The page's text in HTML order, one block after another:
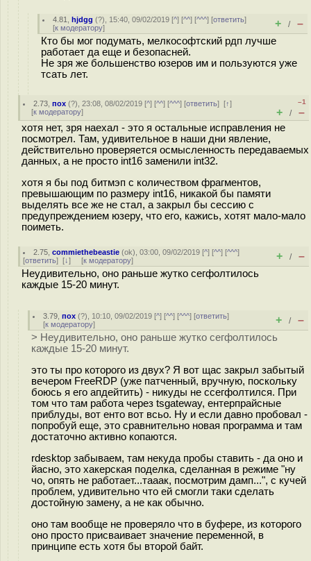
4.81 ,hjdgg (?), 15:40, 09/02/2019 [^] [^^] [^^^] [ответить]
[к модератору] + / –
Кто бы мог подумать, мелкософтский рдп лучше
работает да еще и безопасней.
Не зря же большенство юзеров им и пользуются уже
тсать лет.
2.73 ,пох (?), 23:08, 08/02/2019 [^] [^^] [^^^] [ответить][↑]
[к модератору]
–1
+ / –
хотя нет, зря наехал - это я остальные исправления не
посмотрел. Там, удивительное в наши дни явление,
действительно проверяется осмысленность передаваемых
данных, а не просто int16 заменили int32.
хотя я бы под битмэп с количеством фрагментов,
превышающим по размеру int16, никакой бы памяти
выделять все же не стал, а закрыл бы сессию с
предупреждением юзеру, что его, кажись, хотят мало-мало
поиметь.
2.75 ,commiethebeastie (ok), 03:00, 09/02/2019 [^] [^^] [^^^]
[ответить] [↓] [к модератору] + / –
Неудивительно, оно раньше жутко сегфолтилось
каждые 15-20 минут.
3.79 ,пох (?), 10:10, 09/02/2019 [^] [^^] [^^^] [ответить]
[к модератору] + / –
> Неудивительно, оно раньше жутко сегфолтилось
каждые 15-20 минут.
это ты про которого из двух? Я вот щас закрыл забытый
вечером FreeRDP (уже патченный, вручную, поскольку
боюсь я его апдейтить) - никуды не ссегфолтился. При
том что там работа через tsgateway, ентерпрайсные
приблуды, вот енто вот всьо. Ну и если давно пробовал -
попробуй еще, это сравнительно новая программа и там
достаточно активно копаются.
rdesktop забываем, там некуда пробы ставить - да оно и
йасно, это хакерская поделка, сделанная в режиме "ну
чо, опять не работает...тааак, посмотрим дамп...", с кучей
проблем, удивительно что ей смогли таки сделать
достойную замену, а не как обычно.
оно там вообще не проверяло что в буфере, из которого
оно просто присваивает значение переменной, в
принципе есть хотя бы второй байт.